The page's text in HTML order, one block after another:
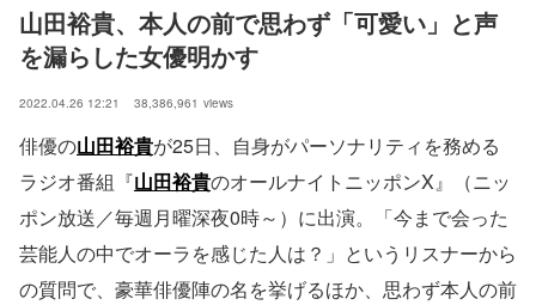
山田裕貴、本人の前で思わず「可愛い」と声
を漏らした女優明かす
2022.04.26 12:21 38,386,961 views
俳優の山田裕貴が25日、自身がパーソナリティを務める
ラジオ番組『山田裕貴のオールナイトニッポンX』（ニッ
ポン放送／毎週月曜深夜0時～）に出演。「今まで会った
芸能人の中でオーラを感じた人は？」というリスナーから
の質問で、豪華俳優陣の名を挙げるほか、思わず本人の前